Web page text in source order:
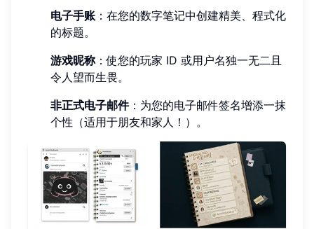
电子手账 ：在您的数字笔记中创建精美、程式化
的标题。
游戏昵称：使您的玩家 ID 或用户名独一无二且
令人望而生畏。
非正式电子邮件：为您的电子邮件签名增添一抹
个性（适用于朋友和家人！）。